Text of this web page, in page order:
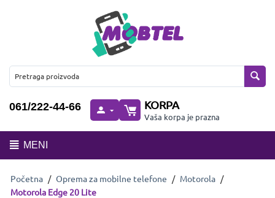
061/222-44-66 KORPA
Vaša korpa je prazna
MENI
Početna / Oprema za mobilne telefone / Motorola /
Motorola Edge 20 Lite